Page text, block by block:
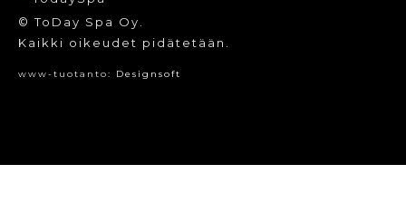
© ToDay Spa Oy.
Kaikki oikeudet pidätetään.
www-tuotanto: Designsoft